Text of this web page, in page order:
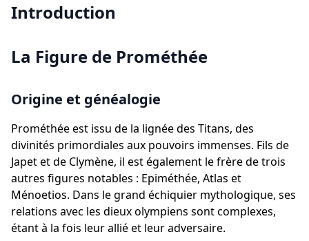
Introduction
La Figure de Prométhée
Origine et généalogie
Prométhée est issu de la lignée des Titans, des
divinités primordiales aux pouvoirs immenses. Fils de
Japet et de Clymène, il est également le frère de trois
autres figures notables : Epiméthée, Atlas et
Ménoetios. Dans le grand échiquier mythologique, ses
relations avec les dieux olympiens sont complexes,
étant à la fois leur allié et leur adversaire.